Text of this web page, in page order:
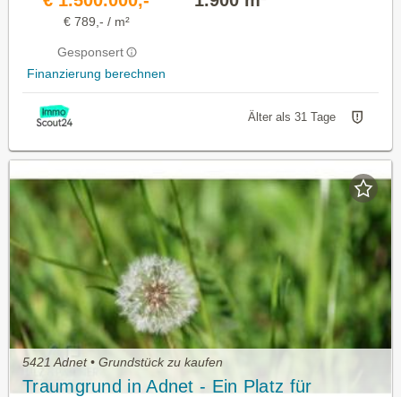
€ 789,- / m²
Gesponsert
Finanzierung berechnen
Älter als 31 Tage
5421 Adnet • Grundstück zu kaufen
Traumgrund in Adnet - Ein Platz für